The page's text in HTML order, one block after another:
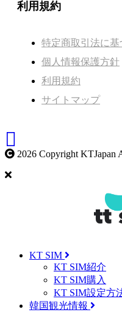
利用規約
特定商取引法に基
個人情報保護方針
利用規約
サイトマップ
2026 Copyright KTJapan
KT SIM
KT SIM紹介
KT SIM購入
KT SIM設定方
韓国観光情報